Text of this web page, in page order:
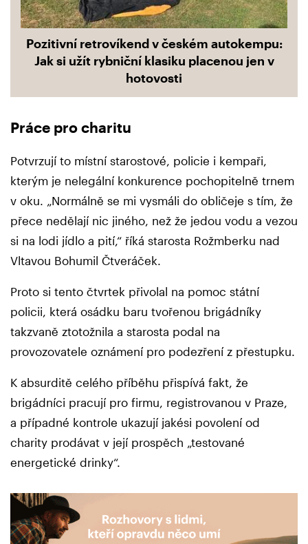
Pozitivní retrovíkend v českém autokempu:
Jak si užít rybniční klasiku placenou jen v
hotovosti
Práce pro charitu
Potvrzují to místní starostové, policie i kempaři,
kterým je nelegální konkurence pochopitelně trnem
v oku. „Normálně se mi vysmáli do obličeje s tím, že
přece nedělají nic jiného, než že jedou vodu a vezou
si na lodi jídlo a pití,“ říká starosta Rožmberku nad
Vltavou Bohumil Čtveráček.
Proto si tento čtvrtek přivolal na pomoc státní
policii, která osádku baru tvořenou brigádníky
takzvaně ztotožnila a starosta podal na
provozovatele oznámení pro podezření z přestupku.
K absurditě celého příběhu přispívá fakt, že
brigádníci pracují pro firmu, registrovanou v Praze,
a případné kontrole ukazují jakési povolení od
charity prodávat v její prospěch „testované
energetické drinky“.